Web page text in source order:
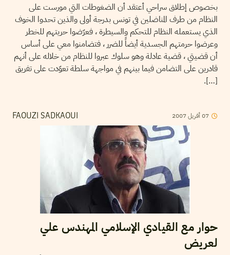
بخصوص إطلاق سراحي أعتقد أن الضغوطات التي مورست على
النظام من طرف المناضلين في تونس بدرجة أولى والذين تحدوا الخوف
الذي يستعمله النظام للتحكم والسيطرة ، فعرّضوا حريتهم للخطر
وعرضوا حرمتهم الجسدية أيضاً للضرر ، فتضامنوا معي على أساس
أن قضيتي ، قضية عادلة وهو سلوك عبروا للنظام من خلاله على أنهم
قادرين على التضامن فيما بينهم في مواجهة سلطة تعوّدت على تفريق
[…].
FAOUZI SADKAOUI 07أفريل2007
حوار مع القيادي الإسلامي المهندس علي
لعريض